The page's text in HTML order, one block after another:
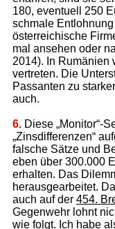
180, eventuell 250
schmale
österreichische
mal ansehen oder
2014). In Rumänien
vertreten. Die
Passanten zu
auch.
6.Diese „Monitor“-
„Zinsdifferenzen“
falsche Sätze und
eben über 300.000
erhalten. Das
herausgearbeitet.
auch auf der 454.
Gegenwehr lohnt
wie folgt. Ich habe